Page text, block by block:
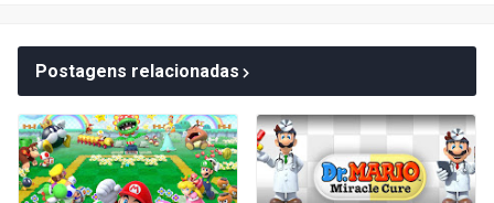
Postagens relacionadas